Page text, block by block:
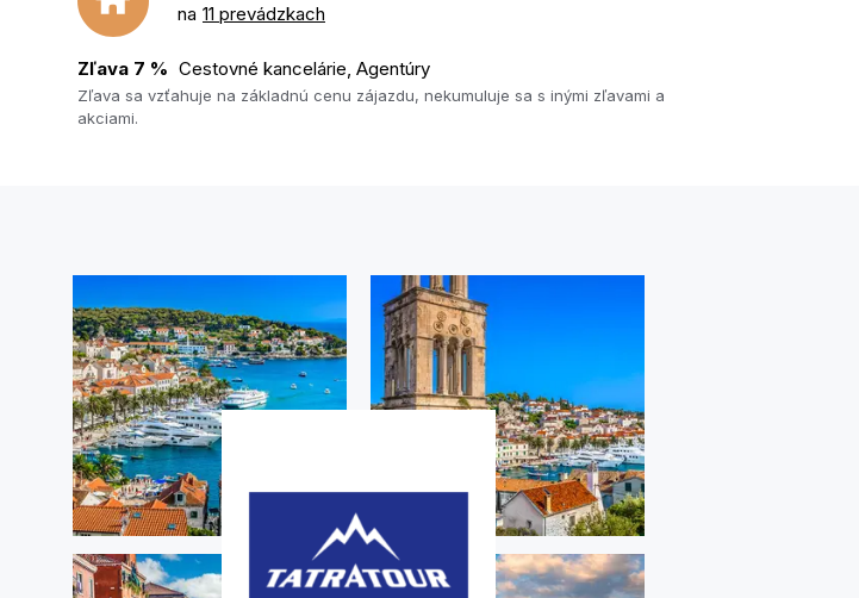
na 11 prevádzkach
Zľava 7 % Cestovné kancelárie, Agentúry
Zľava sa vzťahuje na základnú cenu zájazdu, nekumuluje sa s inými zľavami a
akciami.